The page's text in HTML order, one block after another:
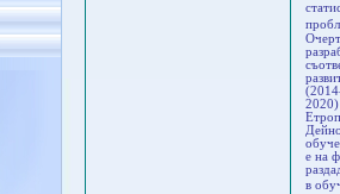
2020)
е на
в